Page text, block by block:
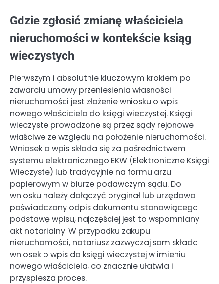
Gdzie zgłosić zmianę właściciela
nieruchomości w kontekście ksiąg
wieczystych
Pierwszym i absolutnie kluczowym krokiem po
zawarciu umowy przeniesienia własności
nieruchomości jest złożenie wniosku o wpis
nowego właściciela do księgi wieczystej. Księgi
wieczyste prowadzone są przez sądy rejonowe
właściwe ze względu na położenie nieruchomości.
Wniosek o wpis składa się za pośrednictwem
systemu elektronicznego EKW (Elektroniczne Księgi
Wieczyste) lub tradycyjnie na formularzu
papierowym w biurze podawczym sądu. Do
wniosku należy dołączyć oryginał lub urzędowo
poświadczony odpis dokumentu stanowiącego
podstawę wpisu, najczęściej jest to wspomniany
akt notarialny. W przypadku zakupu
nieruchomości, notariusz zazwyczaj sam składa
wniosek o wpis do księgi wieczystej w imieniu
nowego właściciela, co znacznie ułatwia i
przyspiesza proces.